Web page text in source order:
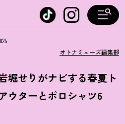
ェブ
オトナミューズ編集部
堀せりがナビする春夏ト
ウターとポロシャツ6